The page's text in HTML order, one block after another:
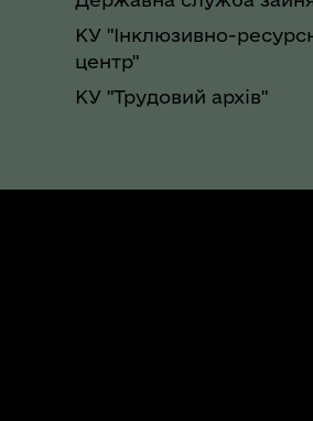
КУ "Інклюзивно-
центр"
КУ "Трудовий архів"